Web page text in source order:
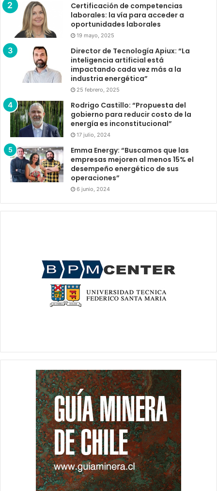
Certificación de competencias
laborales: la vía para acceder a
oportunidades laborales
19 mayo, 2025
Director de Tecnología Apiux: “La
inteligencia artificial está
impactando cada vez más a la
industria energética”
25 febrero, 2025
Rodrigo Castillo: “Propuesta del
gobierno para reducir costo de la
energía es inconstitucional”
17 julio, 2024
Emma Energy: “Buscamos que las
empresas mejoren al menos 15% el
desempeño energético de sus
operaciones”
6 junio, 2024